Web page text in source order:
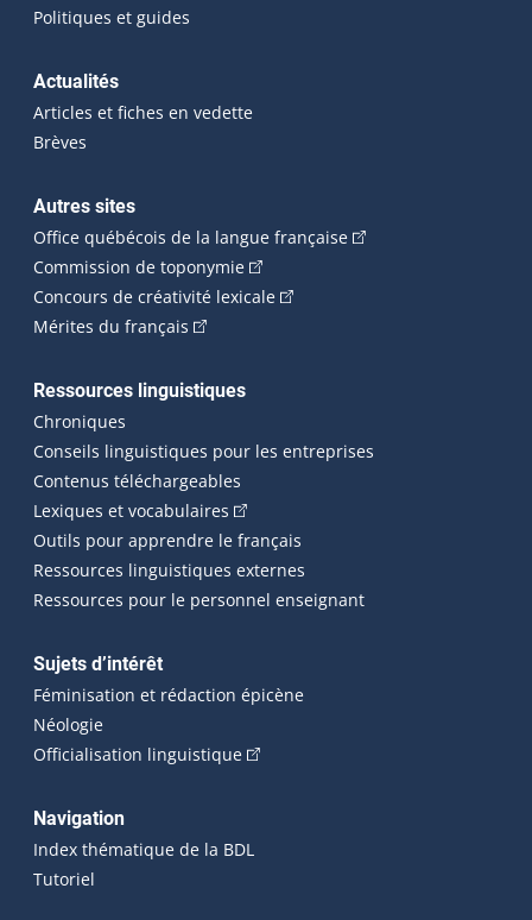
Politiques et guides
Actualités
Articles et fiches en vedette
Brèves
Autres sites
Office québécois de la langue française(Cet hyperlien
Commission de toponymie(Cet hyperlien externe s'ouvrira
Concours de créativité lexicale(Cet hyperlien externe
Mérites du français (Cet hyperlien externe s'ouvrira dans une
Ressources linguistiques
Chroniques
Conseils linguistiques pour les entreprises
Contenus téléchargeables
Lexiques et vocabulaires (Cet hyperlien externe s'ouvrira
Outils pour apprendre le français
Ressources linguistiques externes
Ressources pour le personnel enseignant
Sujets d’intérêt
Féminisation et rédaction épicène
Néologie
Officialisation linguistique(Cet hyperlien externe s'ouvrira
Navigation
Index thématique de la BDL
Tutoriel